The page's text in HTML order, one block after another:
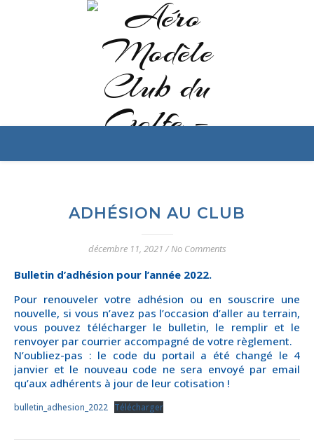
ADHÉSION AU CLUB
décembre 11, 2021/No Comments
Bulletin d’adhésion pour l’année 2022.
Pour renouveler votre adhésion ou en souscrire une
nouvelle, si vous n’avez pas l’occasion d’aller au terrain,
vous pouvez télécharger le bulletin, le remplir et le
renvoyer par courrier accompagné de votre règlement.
N’oubliez-pas : le code du portail a été changé le 4
janvier et le nouveau code ne sera envoyé par email
qu’aux adhérents à jour de leur cotisation !
bulletin_adhesion_2022 Télécharger